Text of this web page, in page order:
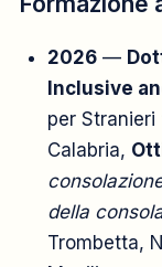
2026—
Inclusive
per Stranieri
Calabria,
della
Trombetta,